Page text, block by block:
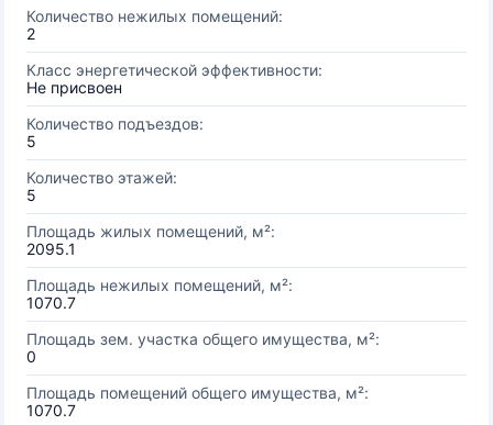
Количество нежилых помещений:
2
Класс энергетической эффективности:
Не присвоен
Количество подъездов:
5
Количество этажей:
5
Площадь жилых помещений, м²:
2095.1
Площадь нежилых помещений, м²:
1070.7
Площадь зем. участка общего имущества, м²:
0
Площадь помещений общего имущества, м²:
1070.7